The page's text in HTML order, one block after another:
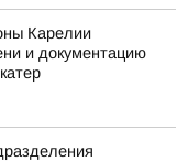
Карелии
и документацию